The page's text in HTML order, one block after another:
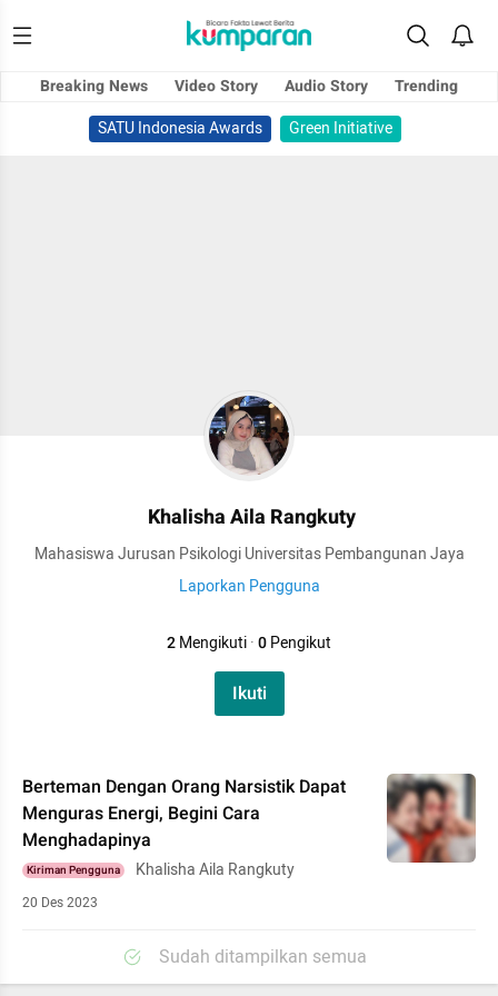
Breaking News Video Story Audio Story
Trending
SATU Indonesia Awards
Green Initiative
Khalisha Aila Rangkuty
Mahasiswa Jurusan Psikologi Universitas Pembangunan Jaya
Laporkan Pengguna
2Mengikuti·0Pengikut
Ikuti
Berteman Dengan Orang Narsistik Dapat
Menguras Energi, Begini Cara
Menghadapinya
Kiriman Pengguna Khalisha Aila Rangkuty
20 Des 2023
Sudah ditampilkan semua